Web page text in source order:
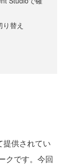
替え
供されてい
クです。今回